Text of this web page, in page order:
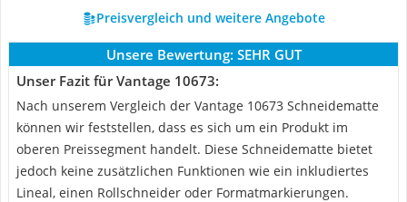
Preisvergleich und weitere Angebote
Unsere Bewertung: SEHR GUT
Unser Fazit für Vantage 10673:
Nach unserem Vergleich der Vantage 10673 Schneidematte
können wir feststellen, dass es sich um ein Produkt im
oberen Preissegment handelt. Diese Schneidematte bietet
jedoch keine zusätzlichen Funktionen wie ein inkludiertes
Lineal, einen Rollschneider oder Formatmarkierungen.